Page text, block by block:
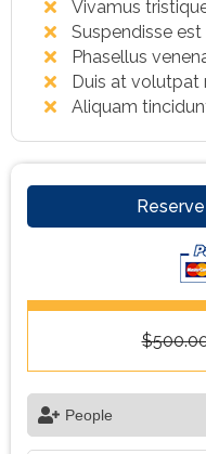
Vivamus
Suspendisse
Phasellus
Duis at volutpat
Aliquam